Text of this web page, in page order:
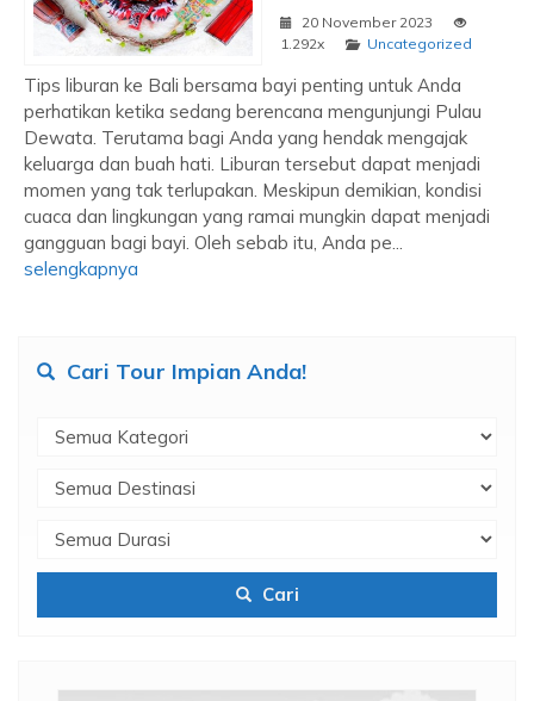
20 November 2023
1.292x
Uncategorized
Tips liburan ke Bali bersama bayi penting untuk Anda
perhatikan ketika sedang berencana mengunjungi Pulau
Dewata. Terutama bagi Anda yang hendak mengajak
keluarga dan buah hati. Liburan tersebut dapat menjadi
momen yang tak terlupakan. Meskipun demikian, kondisi
cuaca dan lingkungan yang ramai mungkin dapat menjadi
gangguan bagi bayi. Oleh sebab itu, Anda pe...
selengkapnya
Cari Tour Impian Anda!
Cari